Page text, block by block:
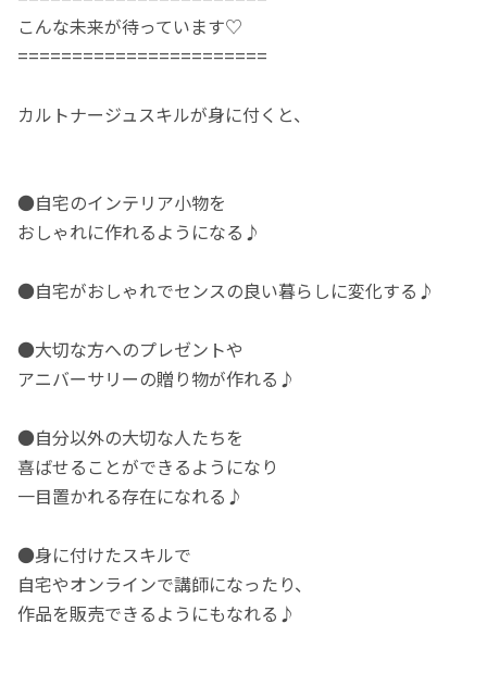
こんな未来が待っています♡
=======================
カルトナージュスキルが身に付くと、
●自宅のインテリア小物を
おしゃれに作れるようになる♪
●自宅がおしゃれでセンスの良い暮らしに変化する♪
●大切な方へのプレゼントや
アニバーサリーの贈り物が作れる♪
●自分以外の大切な人たちを
喜ばせることができるようになり
一目置かれる存在になれる♪
●身に付けたスキルで
自宅やオンラインで講師になったり、
作品を販売できるようにもなれる♪